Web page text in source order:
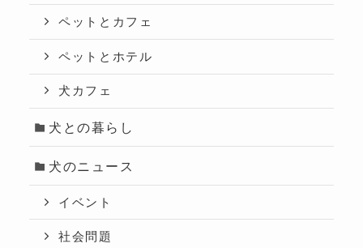
ペットとカフェ
ペットとホテル
犬カフェ
犬との暮らし
犬のニュース
イベント
社会問題